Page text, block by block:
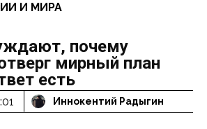
И МИРА
почему
мирный план
есть
Иннокентий Радыгин